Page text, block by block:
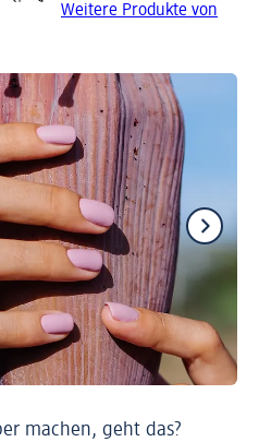
Weitere Produkte von
machen, geht das?